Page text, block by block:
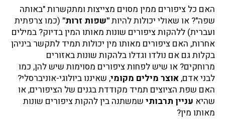
האם כל ציפורים ממין מסוים מצייצות ומתקשרות "באותה
שפה"? או שאולי יכולות להיות"שפות זרות" (כמו צרפתית
ועברית) ללהקות ציפורים שונות מאותו המין בדיוק? במילים
אחרות, האם ציפורים מאותו מין יכולות תמיד לתקשר ביניהן
בקלות גם אם נולדו וגדלו בלהקות שונות באזורים
מרוחקים? או שיש לפחות ציפורים מסוימות שיש להן, כמו
לבני אדם,אוצר מילים מקומי, שאיננו ביולוגי-אוניברסלי?
האם שפת הציוצים תמיד מקודדת בגנים של הציפורים, או
שהיא עניין תרבותי שמשתנה בין להקות ציפורים שונות
מאותו מין?